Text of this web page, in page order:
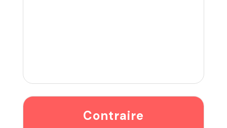
Contraire